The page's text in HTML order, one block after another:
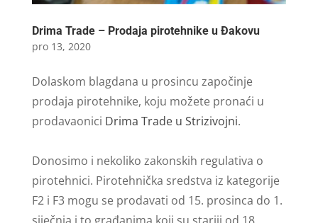
Drima Trade – Prodaja pirotehnike u Đakovu
pro 13, 2020
Dolaskom blagdana u prosincu započinje
prodaja pirotehnike, koju možete pronaći u
prodavaonici Drima Trade u Strizivojni.
Donosimo i nekoliko zakonskih regulativa o
pirotehnici. Pirotehnička sredstva iz kategorije
F2 i F3 mogu se prodavati od 15. prosinca do 1.